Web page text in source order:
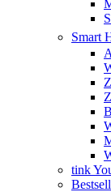
Smart
tink